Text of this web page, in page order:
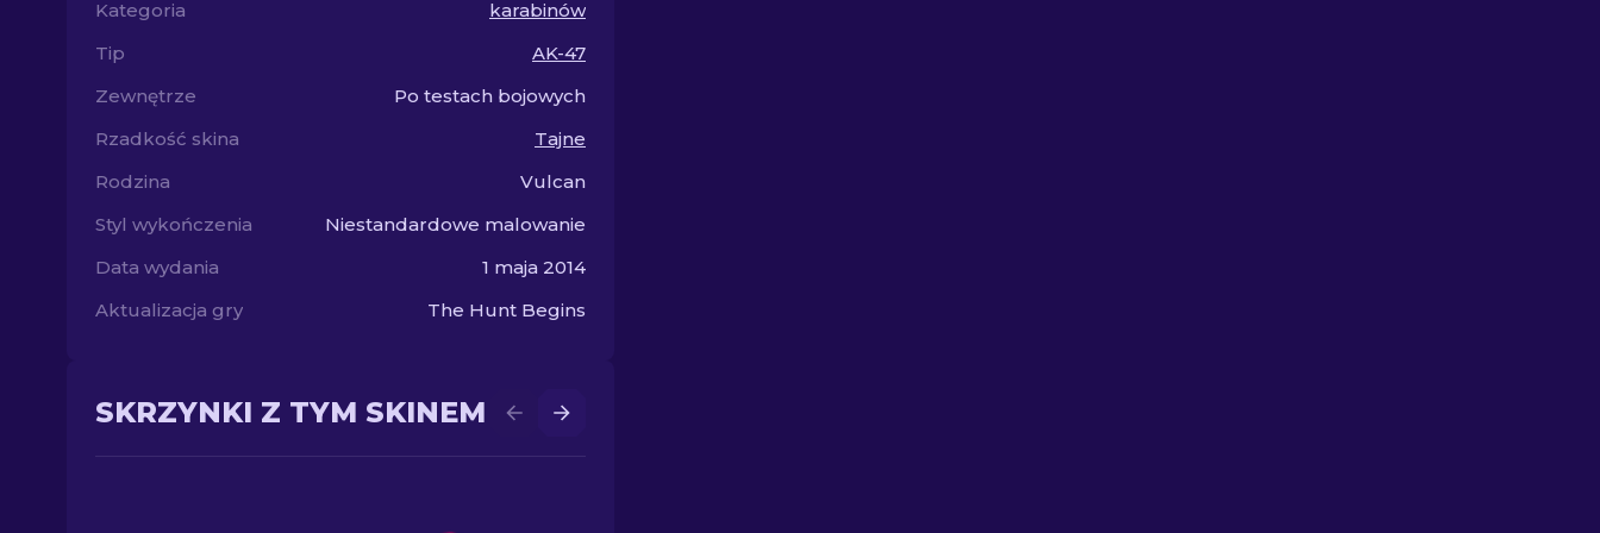
Kategoria
karabinów
Tip
AK-47
Zewnętrze
Po testach bojowych
Rzadkość skina
Tajne
Rodzina
Vulcan
Styl wykończenia
Niestandardowe malowanie
Data wydania
1 maja 2014
Aktualizacja gry
The Hunt Begins
SKRZYNKI Z TYM SKINEM